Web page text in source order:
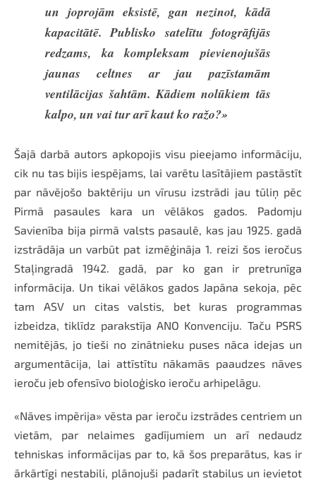
un joprojām eksistē, gan nezinot, kādā
kapacitātē. Publisko satelītu fotogrāfijās
redzams, ka kompleksam pievienojušās
jaunas celtnes ar jau pazīstamām
ventilācijas šahtām. Kādiem nolūkiem tās
kalpo, un vai tur arī kaut ko ražo?»
Šajā darbā autors apkopojis visu pieejamo informāciju,
cik nu tas bijis iespējams, lai varētu lasītājiem pastāstīt
par nāvējošo baktēriju un vīrusu izstrādi jau tūliņ pēc
Pirmā pasaules kara un vēlākos gados. Padomju
Savienība bija pirmā valsts pasaulē, kas jau 1925. gadā
izstrādāja un varbūt pat izmēģināja 1. reizi šos ieročus
Staļingradā 1942. gadā, par ko gan ir pretrunīga
informācija. Un tikai vēlākos gados Japāna sekoja, pēc
tam ASV un citas valstis, bet kuras programmas
izbeidza, tiklīdz parakstīja ANO Konvenciju. Taču PSRS
nemitējās, jo tieši no zinātnieku puses nāca idejas un
argumentācija, lai attīstītu nākamās paaudzes nāves
ieroču jeb ofensīvo bioloģisko ieroču arhipelāgu.
«Nāves impērija» vēsta par ieroču izstrādes centriem un
vietām, par nelaimes gadījumiem un arī nedaudz
tehniskas informācijas par to, kā šos preparātus, kas ir
ārkārtīgi nestabili, plānojuši padarīt stabilus un ievietot